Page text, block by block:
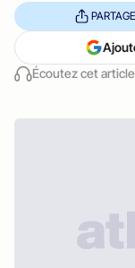
Écoutez cet article